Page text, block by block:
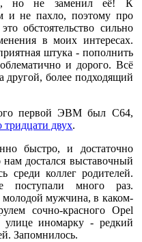
но не заменил её! К
и не пахло, поэтому про
обстоятельство сильно
в моих интересах.
штука - пополнить
и дорого. Всё
другой, более подходящий
первой ЭВМ был С64,
тридцати двух.
быстро, и достаточно
достался выставочный
среди коллег родителей.
поступали много раз.
молодой мужчина, в каком-
сочно-красного Opel
иномарку - редкий
Запомнилось.